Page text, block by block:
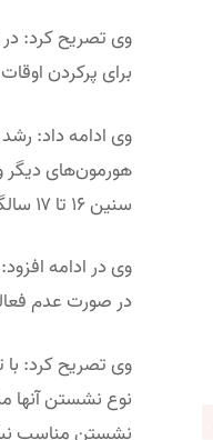
وی تصریح کرد: در
برای پرکردن
وی ادامه داد:
هورمون‌های دیگر
سنین ۱۶ تا ۱۷ سالگی و پسرها تقریباً در ۱۸ سالگی پایان می‌یابد.
وی در ادامه
در صورت عدم
وی تصریح کرد:
نوع نشستن آنها
نشستن مناسب